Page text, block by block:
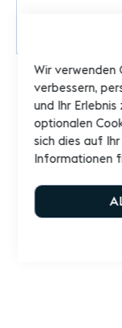
Wir verwenden
verbessern,
und Ihr Erlebnis
optionalen
sich dies auf
Informationen